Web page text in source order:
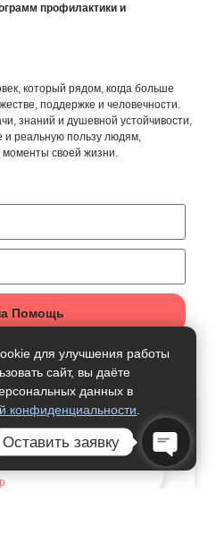
профилактики и
который рядом, когда больше
поддержке и человечности.
знаний и душевной устойчивости,
и реальную пользу людям,
своей жизни.
Помощь
для улучшения работы
сайт, вы даёте
данных в
конфиденциальности
Оставить заявку
Open